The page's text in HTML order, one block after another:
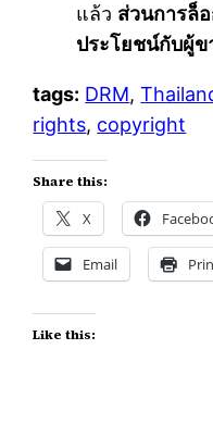
แล้ว ส่วนการล็
ประโยชน์กับผู้
tags: DRM,
rights, copyright
Share this:
X
Email
Like this: